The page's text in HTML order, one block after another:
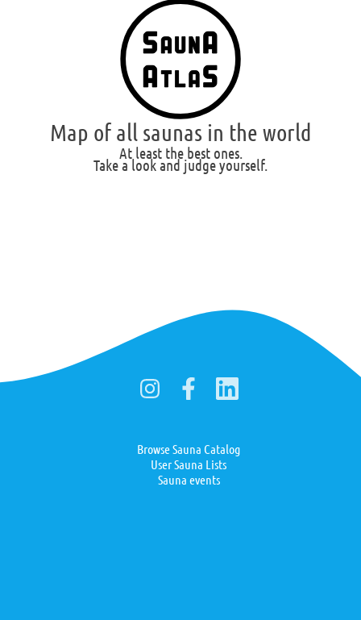
Map of all saunas in the world
At least the best ones.
Take a look and judge yourself.
Browse Sauna Catalog
User Sauna Lists
Sauna events